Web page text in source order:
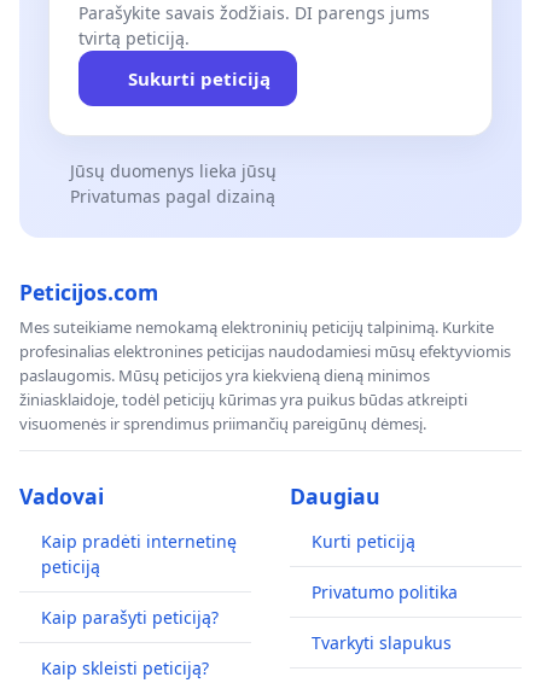
Parašykite savais žodžiais. DI parengs jums
tvirtą peticiją.
Sukurti peticiją
Jūsų duomenys lieka jūsų
Privatumas pagal dizainą
Peticijos.com
Mes suteikiame nemokamą elektroninių peticijų talpinimą. Kurkite
profesinalias elektronines peticijas naudodamiesi mūsų efektyviomis
paslaugomis. Mūsų peticijos yra kiekvieną dieną minimos
žiniasklaidoje, todėl peticijų kūrimas yra puikus būdas atkreipti
visuomenės ir sprendimus priimančių pareigūnų dėmesį.
Vadovai
Kaip pradėti internetinę
peticiją
Kaip parašyti peticiją?
Kaip skleisti peticiją?
Daugiau
Kurti peticiją
Privatumo politika
Tvarkyti slapukus